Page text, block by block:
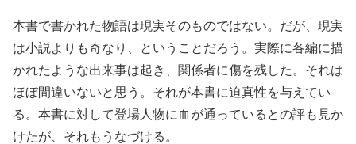
本書で書かれた物語は現実そのものではない。だが、現実
は小説よりも奇なり、ということだろう。実際に各編に描
かれたような出来事は起き、関係者に傷を残した。それは
ほぼ間違いないと思う。それが本書に迫真性を与えてい
る。本書に対して登場人物に血が通っているとの評も見か
けたが、それもうなづける。